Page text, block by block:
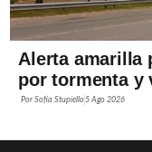
Alerta amarilla
por tormenta y
PorSofía Stupiello 5 Ago 2026